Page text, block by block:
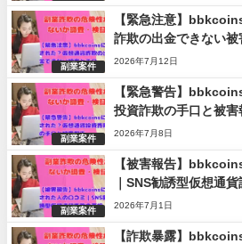
副業案件
【緊急注意】
詐欺の出金できない被
2026年7月12日
副業案件
【緊急警告】
投資詐欺の手口と被害
2026年7月8日
副業案件
【被害報告】
｜SNS勧誘型仮想通
2026年7月1日
【詐欺暴露】